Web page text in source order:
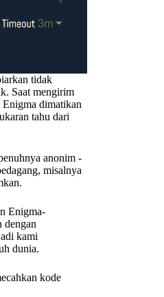
tidak
Saat mengirim
dimatikan
tahu dari
anonim -
misalnya
Enigma-
dengan
kami
dunia.
kode